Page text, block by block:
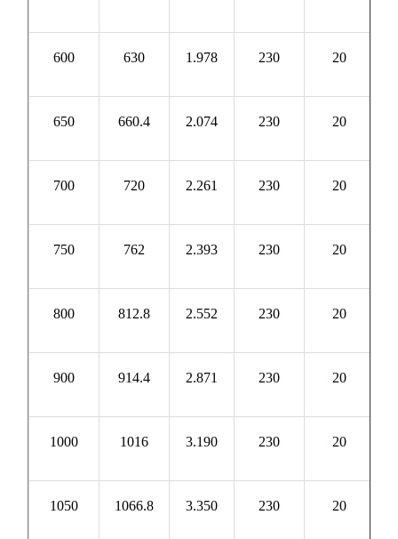
600 630 1.978 230 20
650 660.4 2.074 230 20
700 720 2.261 230 20
750 762 2.393 230 20
800 812.8 2.552 230 20
900 914.4 2.871 230 20
1000 1016 3.190 230 20
1050 1066.8 3.350 230 20